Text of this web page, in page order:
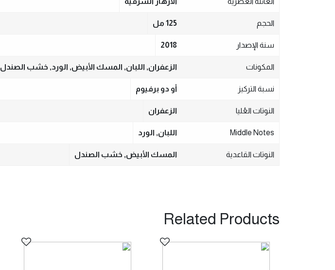
الحجم 125 مل
سنة الإصدار 2018
المكونات الزعفران, اللبان, المسك الأبيض, الورد, خشب الصندل
نسبة التركيز أو دو برفيوم
النوتات العُليا الزعفران
Middle Notes اللبان, الورد
النوتات القاعدية المسك الأبيض, خشب الصندل
Related Products